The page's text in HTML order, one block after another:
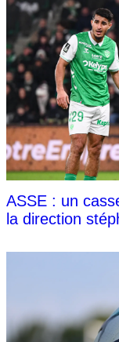
ASSE : un
la direction